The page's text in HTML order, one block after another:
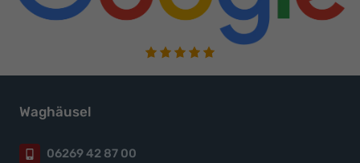
Waghäusel
06269 42 87 00